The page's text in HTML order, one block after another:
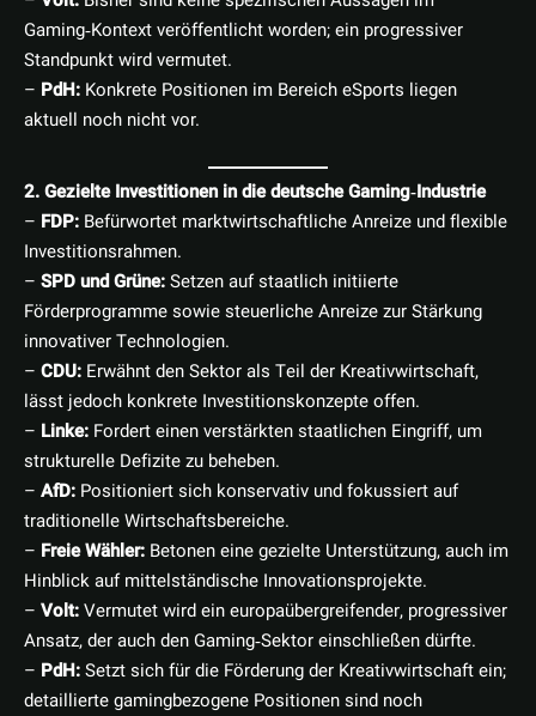
Gaming‑Kontext veröffentlicht worden; ein progressiver
Standpunkt wird vermutet.
– PdH: Konkrete Positionen im Bereich eSports liegen
aktuell noch nicht vor.
2. Gezielte Investitionen in die deutsche Gaming‑Industrie
– FDP: Befürwortet marktwirtschaftliche Anreize und flexible
Investitionsrahmen.
– SPD und Grüne:Setzen auf staatlich initiierte
Förderprogramme sowie steuerliche Anreize zur Stärkung
innovativer Technologien.
– CDU: Erwähnt den Sektor als Teil der Kreativwirtschaft,
lässt jedoch konkrete Investitionskonzepte offen.
– Linke: Fordert einen verstärkten staatlichen Eingriff, um
strukturelle Defizite zu beheben.
– AfD: Positioniert sich konservativ und fokussiert auf
traditionelle Wirtschaftsbereiche.
– Freie Wähler: Betonen eine gezielte Unterstützung, auch im
Hinblick auf mittelständische Innovationsprojekte.
– Volt:Vermutet wird ein europaübergreifender, progressiver
Ansatz, der auch den Gaming‑Sektor einschließen dürfte.
– PdH:Setzt sich für die Förderung der Kreativwirtschaft ein;
detaillierte gamingbezogene Positionen sind noch